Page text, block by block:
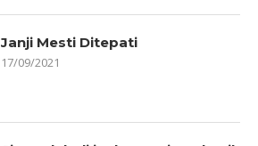
Janji Mesti Ditepati
17/09/2021